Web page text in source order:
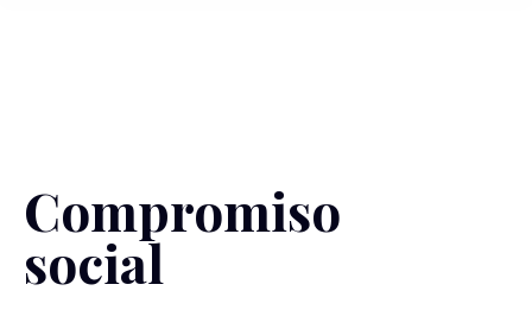
Compromiso
social